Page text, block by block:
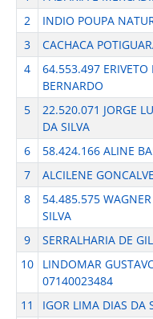
2
INDIO POUPA
3
CACHACA
4
64.553.497 ERIVETO
BERNARDO
5
22.520.071 JORGE
DA SILVA
6 58.424.166 ALINE
7
ALCILENE
8
54.485.575
SILVA
9 SERRALHARIA DE
10
LINDOMAR
07140023484
11 IGOR LIMA DIAS DA